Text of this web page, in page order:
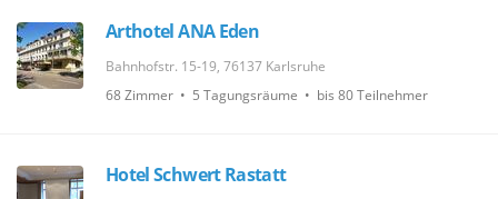
Arthotel ANA Eden
Bahnhofstr. 15-19, 76137 Karlsruhe
68 Zimmer • 5 Tagungsräume • bis 80 Teilnehmer
Hotel Schwert Rastatt